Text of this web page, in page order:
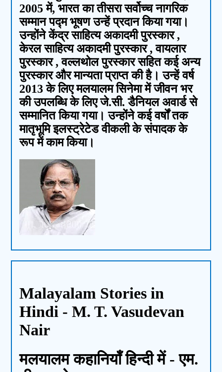
2005 में, भारत का तीसरा सर्वोच्च नागरिक
सम्मान पद्म भूषण उन्हें प्रदान किया गया।
उन्होंने केंद्र साहित्य अकादमी पुरस्कार ,
केरल साहित्य अकादमी पुरस्कार , वायलार
पुरस्कार , वल्लथोल पुरस्कार सहित कई अन्य
पुरस्कार और मान्यता प्राप्त की है। उन्हें वर्ष
2013 के लिए मलयालम सिनेमा में जीवन भर
की उपलब्धि के लिए जे.सी. डैनियल अवार्ड से
सम्मानित किया गया। उन्होंने कई वर्षों तक
मातृभूमि इलस्ट्रेटेड वीकली के संपादक के
रूप में काम किया।
Malayalam Stories in
Hindi - M. T. Vasudevan
Nair
मलयालम कहानियाँ हिन्दी में - एम.